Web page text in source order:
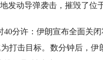
发动导弹袭击，摧毁了位
40分许：伊朗宣布全面关
打击目标。数分钟后，